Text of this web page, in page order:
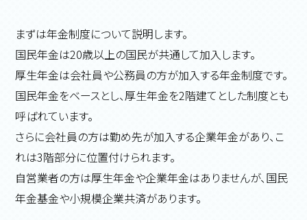
まずは年金制度について説明します。
国民年金は20歳以上の国民が共通して加入します。
厚生年金は会社員や公務員の方が加入する年金制度です。
国民年金をベースとし、厚生年金を2階建てとした制度とも
呼ばれています。
さらに会社員の方は勤め先が加入する企業年金があり、こ
れは3階部分に位置付けられます。
自営業者の方は厚生年金や企業年金はありませんが、国民
年金基金や小規模企業共済があります。